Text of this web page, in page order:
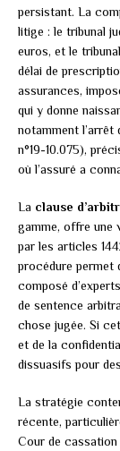
persistant. La
litige : le tribunal
euros, et le
délai de
assurances,
qui y donne
notamment
n°19-10.075),
où l’assuré a
La clause
gamme, offre une
par les articles
procédure permet
composé
de sentence
chose jugée. Si
et de la
dissuasifs pour
La stratégie
récente,
Cour de cassation